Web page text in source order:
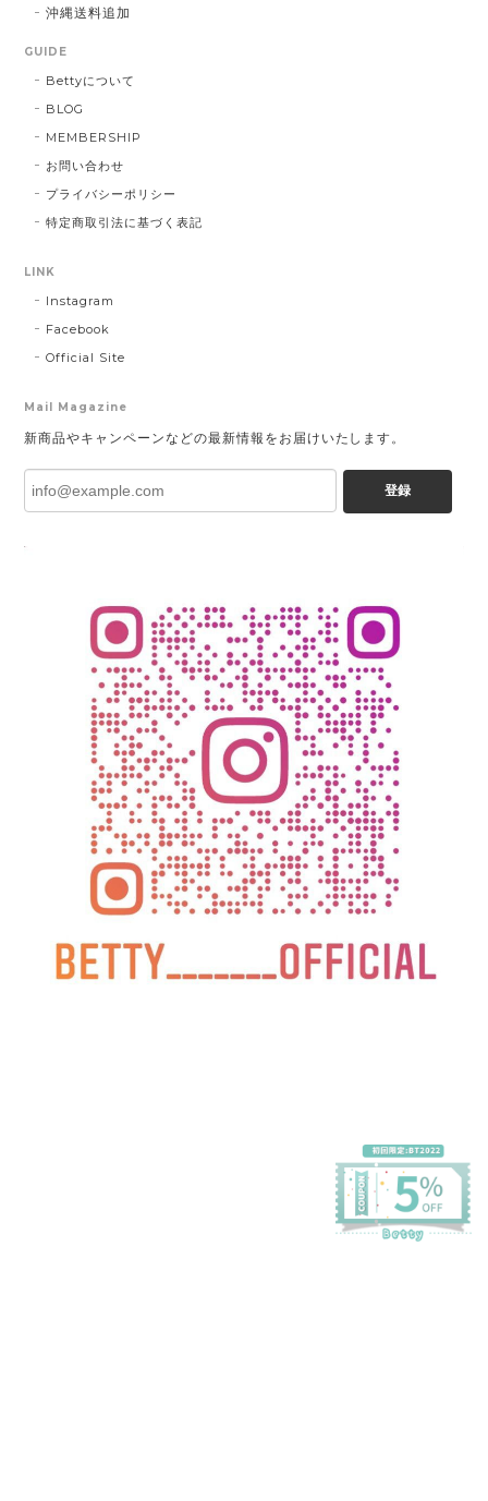
沖縄送料追加
GUIDE
Bettyについて
BLOG
MEMBERSHIP
お問い合わせ
プライバシーポリシー
特定商取引法に基づく表記
LINK
Instagram
Facebook
Official Site
Mail Magazine
新商品やキャンペーンなどの最新情報をお届けいたします。
登録